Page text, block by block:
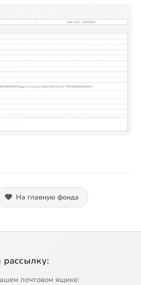
На главную фонда
рассылку:
почтовом ящике: